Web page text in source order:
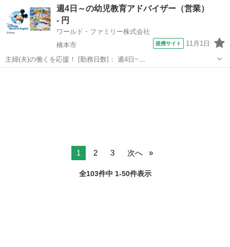
駅]： 和歌山県御坊市 ※勤務エリア選択可 ワールド・フ...
御坊市 営業
週4日～の幼児教育アドバイザー（営業）
- 円
ワールド・ファミリー株式会社
橋本市
提携サイト 11月1日
主婦(夫)の働くを応援！ [勤務日数]： 週4日~
10:00~17:00/10:00~16:00/10:00~15:00/09:30~14:00 [勤務地・最寄
1 2 3 次へ
全103件中 1-50件表示